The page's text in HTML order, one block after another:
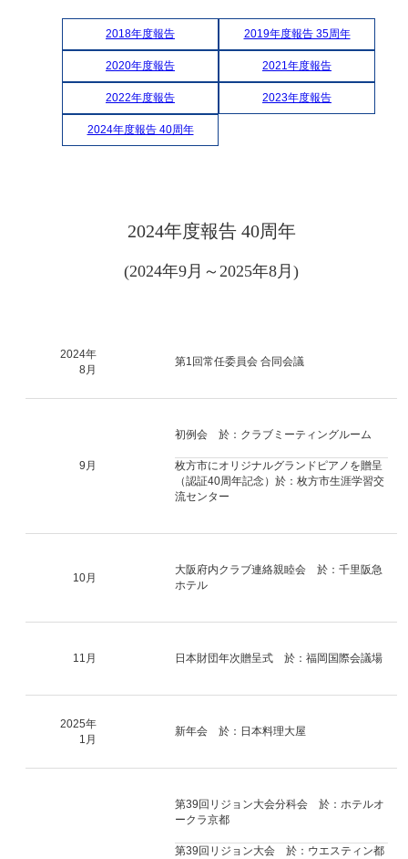
2018年度報告 2019年度報告 35周年
2020年度報告 2021年度報告
2022年度報告 2023年度報告
2024年度報告 40周年
2024年度報告 40周年
(2024年9月～2025年8月)
2024年
8月
第1回常任委員会 合同会議
9月
初例会 於：クラブミーティングルーム
枚方市にオリジナルグランドピアノを贈呈
（認証40周年記念）於：枚方市生涯学習交
流センター
10月
大阪府内クラブ連絡親睦会 於：千里阪急
ホテル
11月 日本財団年次贈呈式 於：福岡国際会議場
2025年
1月
新年会 於：日本料理大屋
第39回リジョン大会分科会 於：ホテルオ
ークラ京都
第39回リジョン大会 於：ウエスティン都